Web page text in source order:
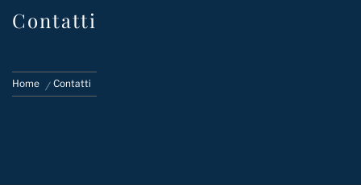
Contatti
Home Contatti